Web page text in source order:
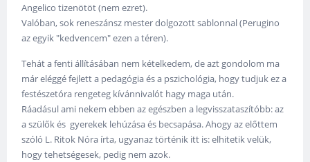
Angelico tizenötöt (nem ezret).
Valóban, sok reneszánsz mester dolgozott sablonnal (Perugino
az egyik "kedvencem" ezen a téren).
Tehát a fenti állításában nem kételkedem, de azt gondolom ma
már eléggé fejlett a pedagógia és a pszichológia, hogy tudjuk ez a
festészetóra rengeteg kívánnivalót hagy maga után.
Ráadásul ami nekem ebben az egészben a legvisszataszítóbb: az
a szülők és gyerekek lehúzása és becsapása. Ahogy az előttem
szóló L. Ritok Nóra írta, ugyanaz történik itt is: elhitetik velük,
hogy tehetségesek, pedig nem azok.